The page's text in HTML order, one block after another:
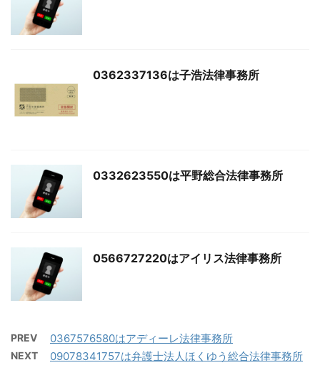
0362337136は子浩法律事務所
0332623550は平野総合法律事務所
0566727220はアイリス法律事務所
PREV 0367576580はアディーレ法律事務所
NEXT 09078341757は弁護士法人ほくゆう総合法律事務所